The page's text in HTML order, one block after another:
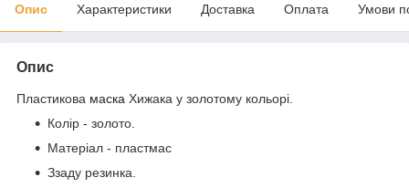
Опис Характеристики Доставка Оплата Умови
Опис
Пластикова маска Хижака у золотому кольорі.
Колір - золото.
Матеріал - пластмас
Ззаду резинка.